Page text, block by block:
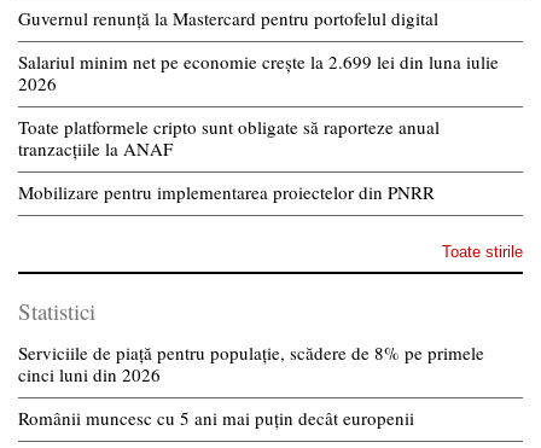
Guvernul renunță la Mastercard pentru portofelul digital
Salariul minim net pe economie crește la 2.699 lei din luna iulie
2026
Toate platformele cripto sunt obligate să raporteze anual
tranzacțiile la ANAF
Mobilizare pentru implementarea proiectelor din PNRR
Toate stirile
Statistici
Serviciile de piață pentru populație, scădere de 8% pe primele
cinci luni din 2026
Românii muncesc cu 5 ani mai puțin decât europenii